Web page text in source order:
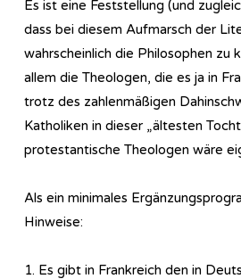
Es ist eine Feststellung (und
dass bei diesem Aufmarsch der
wahrscheinlich die Philosophen zu
allem die Theologen, die es ja in
trotz des zahlenmäßigen
Katholiken in dieser „ältesten
protestantische Theologen wäre
Als ein minimales
Hinweise:
1. Es gibt in Frankreich den in